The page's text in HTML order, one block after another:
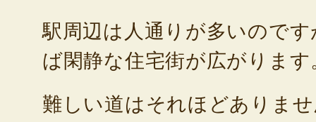
駅周辺は人通りが多いので
ば閑静な住宅街が広がります
難しい道はそれほどありま